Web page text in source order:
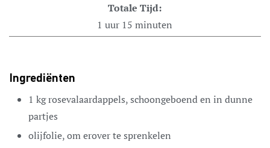
Totale Tijd:
1 uur 15 minuten
Ingrediënten
1 kgrosevalaardappels,schoongeboend en in dunne
partjes
olijfolie,om erover te sprenkelen